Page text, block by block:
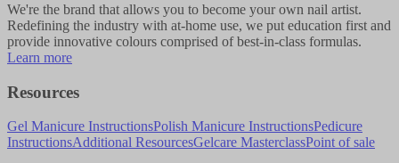
We're the brand that allows you to become your own nail artist.
Redefining the industry with at-home use, we put education first and
provide innovative colours comprised of best-in-class formulas.
Learn more
Resources
Gel Manicure InstructionsPolish Manicure InstructionsPedicure
InstructionsAdditional ResourcesGelcare MasterclassPoint of sale